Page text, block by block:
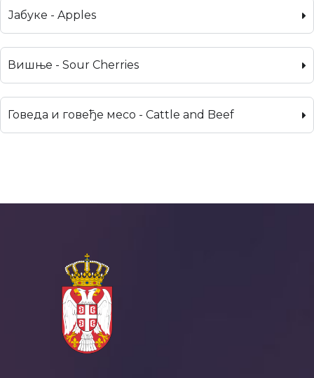
Јабуке - Apples
Вишње - Sour Cherries
Говеда и говеђе месо - Cattle and Beef